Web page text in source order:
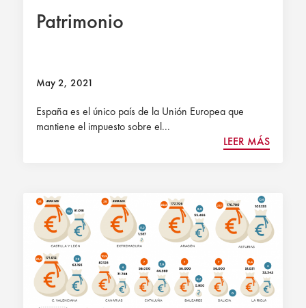
Patrimonio
May 2, 2021
España es el único país de la Unión Europea que
mantiene el impuesto sobre el...
LEER MÁS